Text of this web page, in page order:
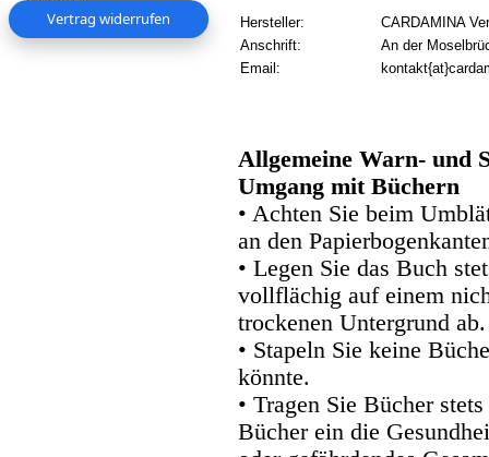
Vertrag widerrufen Hersteller:
CARDAMINA
Anschrift:
An der
Email:
Allgemeine Warn- und
Umgang mit Büchern
• Achten Sie beim
an den
• Legen Sie das Buch
vollflächig auf einem
trockenen Untergrund ab.
• Stapeln Sie keine
könnte.
• Tragen Sie Bücher
Bücher ein die